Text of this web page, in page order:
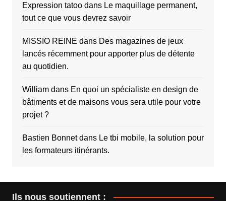
Expression tatoodans Le maquillage permanent,
tout ce que vous devrez savoir
MISSIO REINE dans Des magazines de jeux
lancés récemment pour apporter plus de détente
au quotidien.
Williamdans En quoi un spécialiste en design de
bâtiments et de maisons vous sera utile pour votre
projet ?
Bastien Bonnetdans Le tbi mobile, la solution pour
les formateurs itinérants.
Ils nous soutiennent :